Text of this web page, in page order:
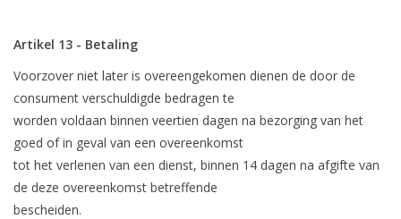
Artikel 13 - Betaling
Voorzover niet later is overeengekomen dienen de door de
consument verschuldigde bedragen te
worden voldaan binnen veertien dagen na bezorging van het
goed of in geval van een overeenkomst
tot het verlenen van een dienst, binnen 14 dagen na afgifte van
de deze overeenkomst betreffende
bescheiden.